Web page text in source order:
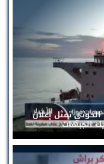
تمثل إعلان
الجبهات